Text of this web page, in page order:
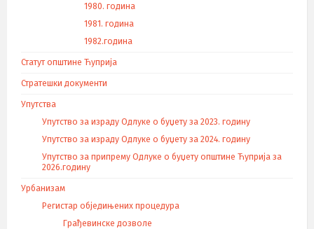
1980. година
1981. година
1982.година
Статут општине Ћуприја
Стратешки документи
Упутства
Упутство за израду Одлуке о буџету за 2023. годину
Упутство за израду Одлуке о буџету за 2024. годину
Упутство за припрему Одлуке о буџету општине Ћуприја за
2026.годину
Урбанизам
Регистар обједињених процедура
Грађевинске дозволе